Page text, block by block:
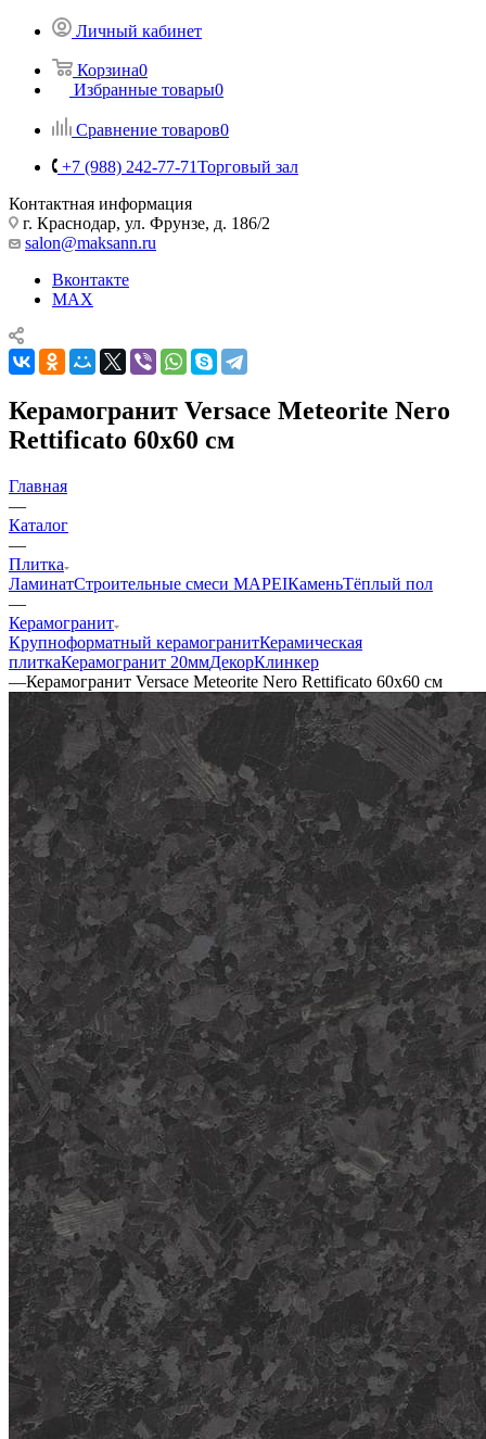
Личный кабинет
Корзина0
Избранные товары0
Сравнение товаров0
+7 (988) 242-77-71Торговый зал
Контактная информация
г. Краснодар, ул. Фрунзе, д. 186/2
salon@maksann.ru
Вконтакте
MAX
Керамогранит Versace Meteorite Nero
Rettificato 60x60 см
Главная
—
Каталог
—
Плитка
ЛаминатСтроительные смеси MAPEIКаменьТёплый пол
—
Керамогранит
Крупноформатный керамогранитКерамическая
плиткаКерамогранит 20ммДекорКлинкер
—Керамогранит Versace Meteorite Nero Rettificato 60x60 см